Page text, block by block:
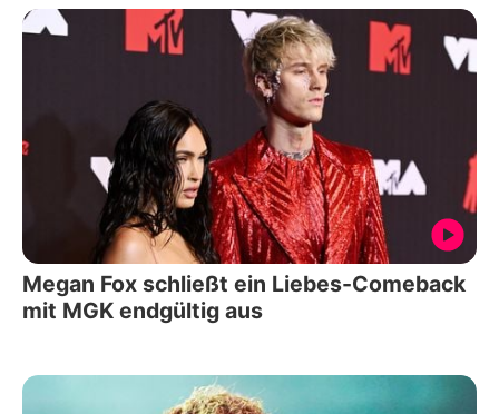
Megan Fox schließt ein Liebes-Comeback
mit MGK endgültig aus